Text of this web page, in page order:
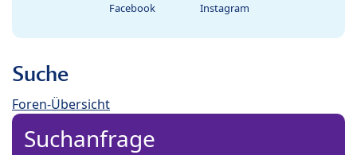
Facebook Instagram
Suche
Foren-Übersicht
Suchanfrage